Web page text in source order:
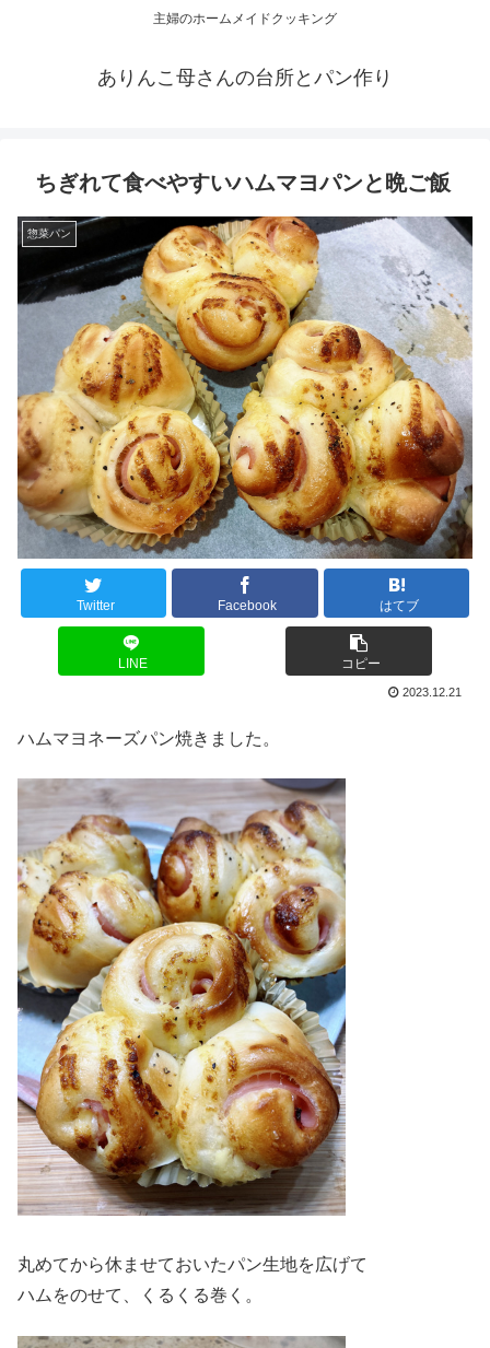
主婦のホームメイドクッキング
ありんこ母さんの台所とパン作り
ちぎれて食べやすいハムマヨパンと晩ご飯
惣菜パン
Twitter Facebook はてブ
LINE コピー
2023.12.21
ハムマヨネーズパン焼きました。
丸めてから休ませておいたパン生地を広げて
ハムをのせて、くるくる巻く。